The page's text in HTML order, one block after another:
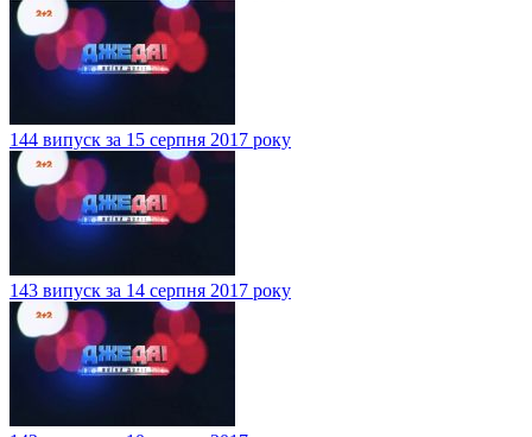
144 випуск за 15 серпня 2017 року
143 випуск за 14 серпня 2017 року